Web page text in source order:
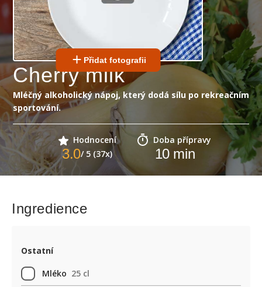
Přidat fotografii
Cherry milk
Mléčný alkoholický nápoj, který dodá sílu po rekreačním
sportování.
Hodnocení
3.0/ 5 (37x)
Doba přípravy
10min
Ingredience
Ostatní
Mléko 25 cl